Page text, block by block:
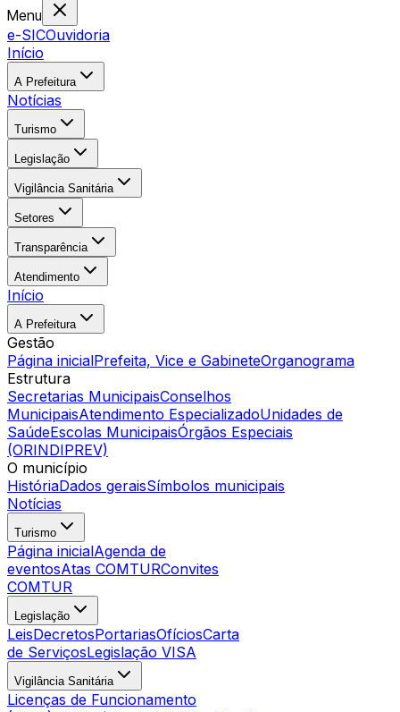
Menu
e-SICOuvidoria
Início
A Prefeitura
Notícias
Turismo
Legislação
Vigilância Sanitária
Setores
Transparência
Atendimento
Início
A Prefeitura
Gestão
Página inicialPrefeita, Vice e GabineteOrganograma
Estrutura
Secretarias MunicipaisConselhos
MunicipaisAtendimento EspecializadoUnidades de
SaúdeEscolas MunicipaisÓrgãos Especiais
(ORINDIPREV)
O município
HistóriaDados geraisSímbolos municipais
Notícias
Turismo
Página inicialAgenda de
eventosAtas COMTURConvites
COMTUR
Legislação
LeisDecretosPortariasOfíciosCarta
de ServiçosLegislação VISA
Vigilância Sanitária
Licenças de Funcionamento